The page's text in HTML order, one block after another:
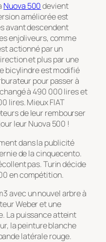
Nuova 500devient
améliorée est
avant descendent
enjoliveurs, comme
actionné par un
et plus par une
bicylindre est modifié
pour passer à
à 490 000 lires et
lires. Mieux FIAT
de leur rembourser
leur Nuova 500 !
dans la publicité
de lacinquecento.
pas. Turin décide
en compétition.
avec un nouvel arbre à
Weber et une
La puissance atteint
la peinture blanche
latérale rouge.